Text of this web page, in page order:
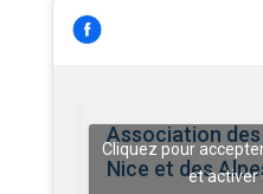
Association
Nice et des
Cliquez pour
et activer